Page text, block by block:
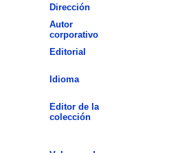
Dirección
Autor
corporativo
Editorial
Idioma
Editor de la
colección